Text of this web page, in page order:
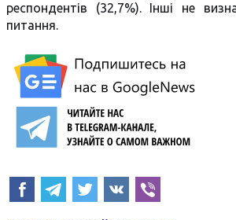
респондентів (32,7%). Інші не
питання.